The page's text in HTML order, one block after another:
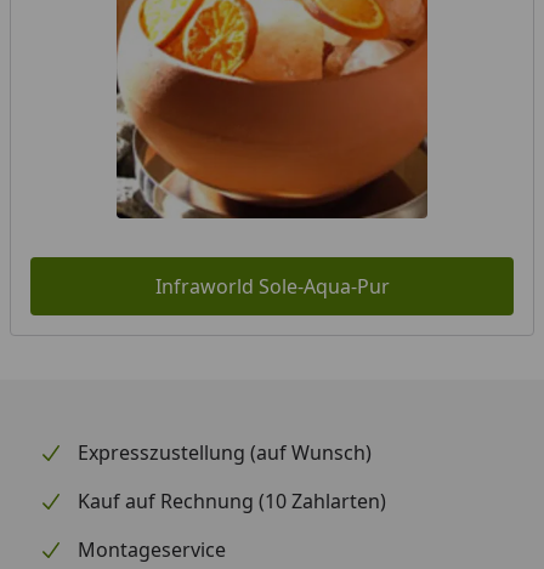
Infraworld Sole-Aqua-Pur
Expresszustellung (auf Wunsch)
Kauf auf Rechnung (10 Zahlarten)
Montageservice